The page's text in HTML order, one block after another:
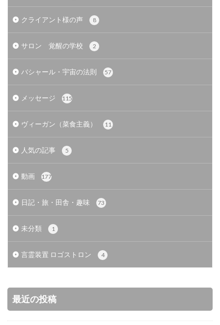
クライアント様の声 8
サロン 覚醒の学校 2
バシャール・宇宙の法則 57
メッセージ 115
ヴィーガン（菜食主義） 11
人気の記事 5
動画 177
日記・旅・田舎・趣味 73
未分類 1
言霊装置 ロゴストロン 4
最近の投稿